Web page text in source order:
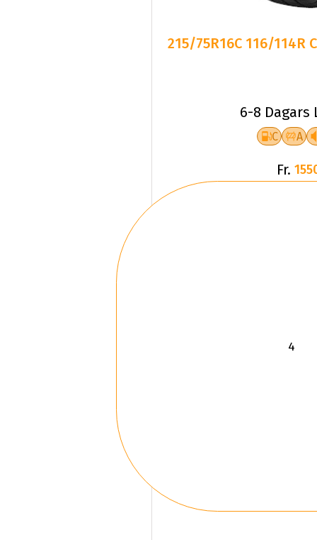
215/75R16C 116/114R
6-8 Dagars
C A
Fr.